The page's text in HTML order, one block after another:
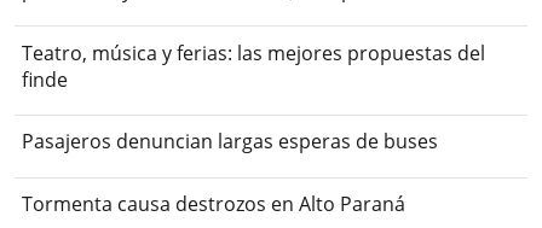
Teatro, música y ferias: las mejores propuestas del
finde
Pasajeros denuncian largas esperas de buses
Tormenta causa destrozos en Alto Paraná